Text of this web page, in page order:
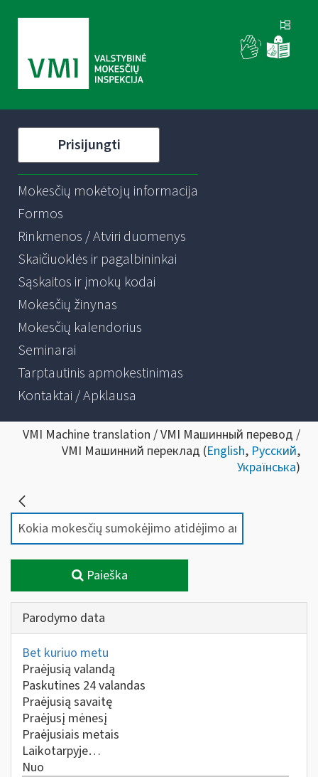
Prisijungti
Mokesčių mokėtojų informacija
Formos
Rinkmenos / Atviri duomenys
Skaičiuoklės ir pagalbininkai
Sąskaitos ir įmokų kodai
Mokesčių žinynas
Mokesčių kalendorius
Seminarai
Tarptautinis apmokestinimas
Kontaktai / Apklausa
VMI Machine translation / VMI Машинный перевод /
VMI Машинний переклад (English, Русский,
Українська)
Paieška
Parodymo data
Bet kuriuo metu
Praėjusią valandą
Paskutines 24 valandas
Praėjusią savaitę
Praėjusį mėnesį
Praėjusiais metais
Laikotarpyje…
Nuo